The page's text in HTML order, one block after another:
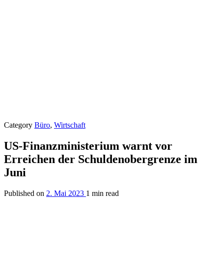
Category Büro, Wirtschaft
US-Finanzministerium warnt vor
Erreichen der Schuldenobergrenze im
Juni
Published on 2. Mai 2023 1 min read